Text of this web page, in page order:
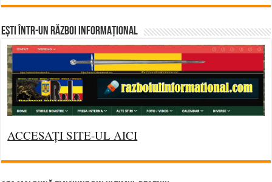
Ești într-un RĂZBOI INFORMAȚIONAL
ACCESAȚI SITE-UL AICI